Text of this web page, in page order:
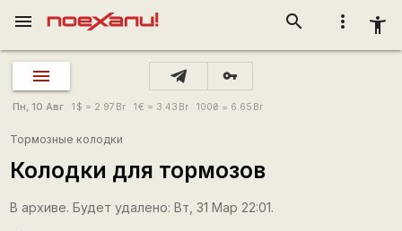
more_vert accessibility_new
search
menu
vpn_key
Пн, 10 Авг 1 $ = 2.97 Br 1€ = 3.43 Br 100₴ = 6.65 Br
Тормозные колодки
Колодки для тормозов
В архиве. Будет удалено: Вт, 31 Мар 22:01.